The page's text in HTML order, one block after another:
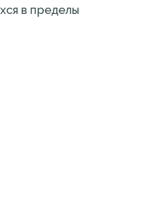
в пределы